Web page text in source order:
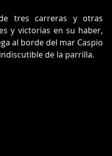
tres carreras y otras
y victorias en su haber,
al borde del mar Caspio
de la parrilla.